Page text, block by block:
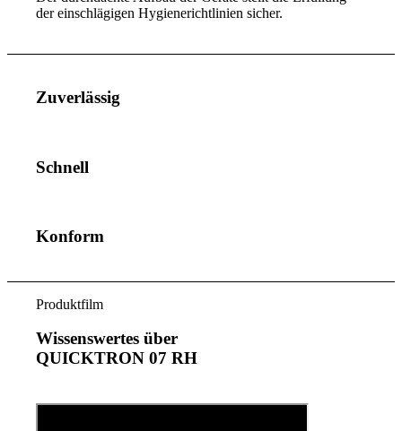
der einschlägigen Hygienerichtlinien sicher.
Zuverlässig
Schnell
Konform
Produktfilm
Wissenswertes über
QUICKTRON 07 RH